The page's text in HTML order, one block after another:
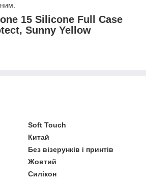
15 Silicone Full Case
Sunny Yellow
Soft Touch
Китай
Без візерунків і принтів
Жовтий
Силікон